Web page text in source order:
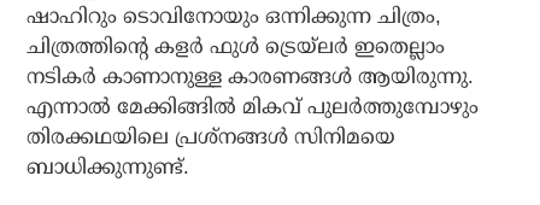
ഷാഹിറും ടൊവിനോയും ഒന്നിക്കുന്ന ചിത്രം,
ചിത്രത്തിന്റെ കളർ ഫുൾ ട്രെയ്ലർ ഇതെല്ലാം
നടികർ കാണാനുള്ള കാരണങ്ങൾ ആയിരുന്നു.
എന്നാൽ മേക്കിങ്ങിൽ മികവ് പുലർത്തുമ്പോഴും
തിരക്കഥയിലെ പ്രശ്നങ്ങൾ സിനിമയെ
ബാധിക്കുന്നുണ്ട്.